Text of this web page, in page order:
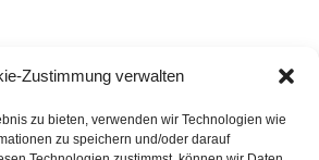
Zustimmung verwalten
zu bieten, verwenden wir Technologien wie
zu speichern und/oder darauf